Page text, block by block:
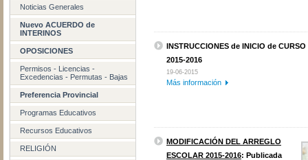
Noticias Generales
Nuevo ACUERDO de
INTERINOS
OPOSICIONES
Permisos - Licencias -
Excedencias - Permutas - Bajas
Preferencia Provincial
Programas Educativos
Recursos Educativos
RELIGIÓN
INSTRUCCIONES de INICIO de CURSO
2015-2016
19-06-2015
Más información
MODIFICACIÓN DEL ARREGLO
ESCOLAR 2015-2016: Publicada